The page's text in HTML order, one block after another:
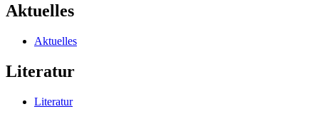
Aktuelles
Aktuelles
Literatur
Literatur